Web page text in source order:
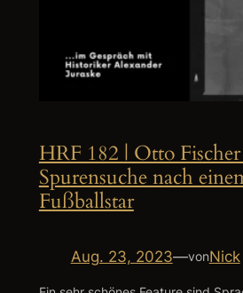
HRF 182 | Otto
Spurensuche nach
Fußballstar
Aug. 23, 2023—vonNick